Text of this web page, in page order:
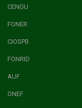
CENOU
FONER
CIOSPB
FONRID
AUF
ONEF